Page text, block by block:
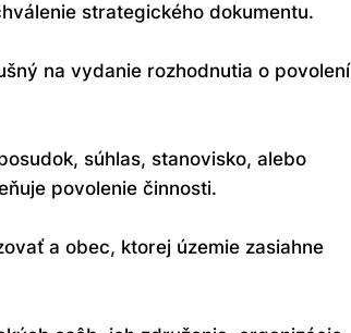
strategického dokumentu.
na vydanie rozhodnutia o povolení
súhlas, stanovisko, alebo
povolenie činnosti.
a obec, ktorej územie zasiahne